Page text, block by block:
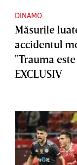
DINAMO
Măsurile
accidentul
"Trauma
EXCLUSIV